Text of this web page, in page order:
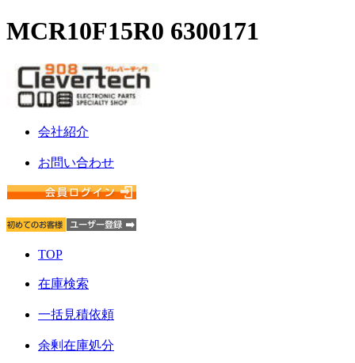
MCR10F15R0 6300171
会社紹介
お問い合わせ
TOP
在庫検索
一括見積依頼
余剰在庫処分